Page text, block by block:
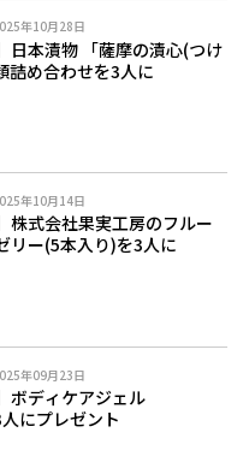
年10月28日
日本漬物 「薩摩の漬心(つけ
詰め合わせを3人に
年10月14日
株式会社果実工房のフルー
リー(5本入り)を3人に
年09月23日
ボディケアジェル
人にプレゼント